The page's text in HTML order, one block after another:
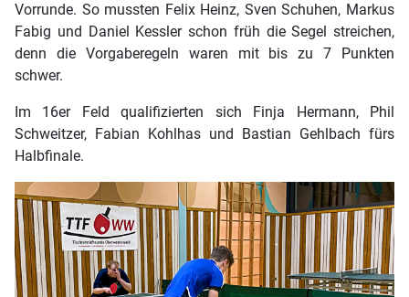
Vorrunde. So mussten Felix Heinz, Sven Schuhen, Markus
Fabig und Daniel Kessler schon früh die Segel streichen,
denn die Vorgaberegeln waren mit bis zu 7 Punkten
schwer.
Im 16er Feld qualifizierten sich Finja Hermann, Phil
Schweitzer, Fabian Kohlhas und Bastian Gehlbach fürs
Halbfinale.